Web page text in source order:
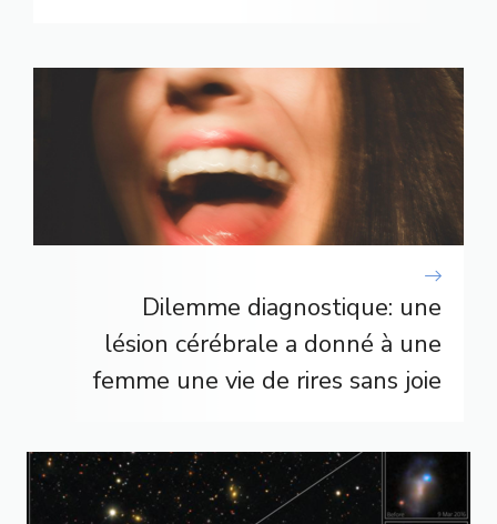
Dilemme diagnostique: une
lésion cérébrale a donné à une
femme une vie de rires sans joie